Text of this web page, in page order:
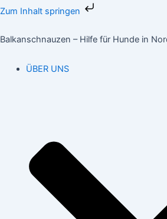
Zum Inhalt springen
Zum
springen
Balkanschnauzen – Hilfe für Hunde in
ÜBER UNS